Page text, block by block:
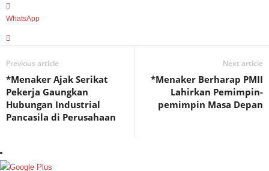
WhatsApp
Previous article
*Menaker Ajak Serikat
Pekerja Gaungkan
Hubungan Industrial
Pancasila di Perusahaan
Next article
*Menaker Berharap PMII
Lahirkan Pemimpin-
pemimpin Masa Depan